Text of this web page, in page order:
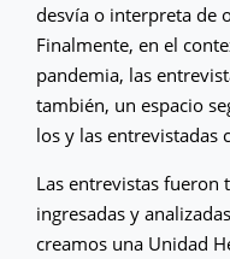
desvía o interpreta de
Finalmente, en el
pandemia, las
también, un espacio
los y las entrevistadas
Las entrevistas fueron
ingresadas y
creamos una Unidad